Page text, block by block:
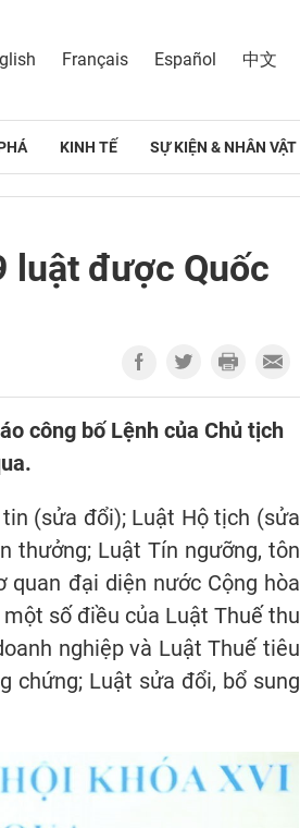
Français Español 中文
KINH TẾ SỰ KIỆN & NHÂN VẬT
luật được Quốc
công bố Lệnh của Chủ tịch
(sửa đổi); Luật Hộ tịch (sửa
thưởng; Luật Tín ngưỡng, tôn
đại diện nước Cộng hòa
số điều của Luật Thuế thu
nghiệp và Luật Thuế tiêu
chứng; Luật sửa đổi, bổ sung